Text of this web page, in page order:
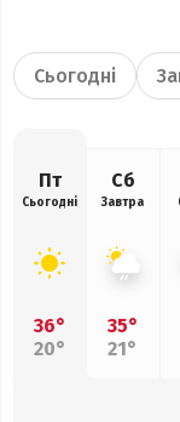
Сьогодні
Пт
Сьогодні
36°
20°
Сб
Завтра
35°
21°